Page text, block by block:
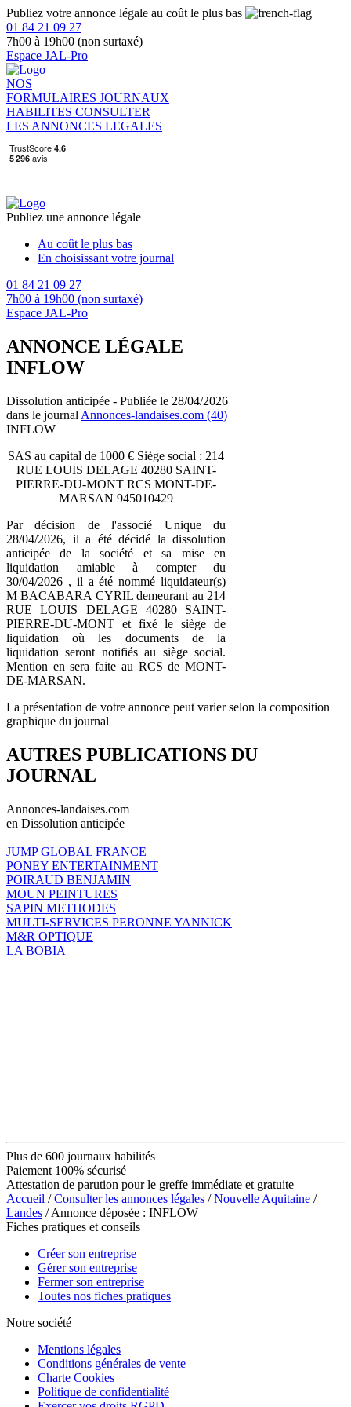
Publiez votre annonce légale au coût le plus bas
01 84 21 09 27
7h00 à 19h00 (non surtaxé)
Espace JAL-Pro
NOS
FORMULAIRES JOURNAUX
HABILITES CONSULTER
LES ANNONCES LEGALES
Publiez une annonce légale
Au coût le plus bas
En choisissant votre journal
01 84 21 09 27
7h00 à 19h00 (non surtaxé)
Espace JAL-Pro
ANNONCE LÉGALE
INFLOW
Dissolution anticipée - Publiée le 28/04/2026
dans le journal Annonces-landaises.com (40)
INFLOW
SAS au capital de 1000 € Siège social : 214
RUE LOUIS DELAGE 40280 SAINT-
PIERRE-DU-MONT RCS MONT-DE-
MARSAN 945010429
Par décision de l'associé Unique du
28/04/2026, il a été décidé la dissolution
anticipée de la société et sa mise en
liquidation amiable à compter du
30/04/2026 , il a été nommé liquidateur(s)
M BACABARA CYRIL demeurant au 214
RUE LOUIS DELAGE 40280 SAINT-
PIERRE-DU-MONT et fixé le siège de
liquidation où les documents de la
liquidation seront notifiés au siège social.
Mention en sera faite au RCS de MONT-
DE-MARSAN.
La présentation de votre annonce peut varier selon la composition
graphique du journal
AUTRES PUBLICATIONS DU
JOURNAL
Annonces-landaises.com
en Dissolution anticipée
JUMP GLOBAL FRANCE
PONEY ENTERTAINMENT
POIRAUD BENJAMIN
MOUN PEINTURES
SAPIN METHODES
MULTI-SERVICES PERONNE YANNICK
M&R OPTIQUE
LA BOBIA
Plus de 600 journaux habilités
Paiement 100% sécurisé
Attestation de parution pour le greffe immédiate et gratuite
Accueil /Consulter les annonces légales /Nouvelle Aquitaine /
Landes / Annonce déposée : INFLOW
Fiches pratiques et conseils
Créer son entreprise
Gérer son entreprise
Fermer son entreprise
Toutes nos fiches pratiques
Notre société
Mentions légales
Conditions générales de vente
Charte Cookies
Politique de confidentialité